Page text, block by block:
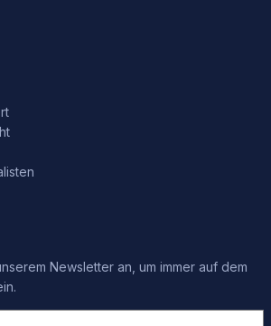
Newsletter an, um immer auf dem